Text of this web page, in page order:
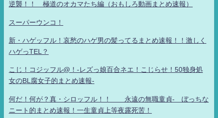
逆襲！！ 極道のオカマたち編（おもしろ動画まとめ速報）
スーパーウンコ！
新・ハゲッフル！哀愁のハゲ男の髪ってるまとめ速報！！激しく
ハゲっTEL？
こじ！コジッフル@！-レズっ娘百合ネエ！こじらせ！50独身処
女のBL腐女子的まとめ速報-
何だ！何が？真・シロッフル！！ 永遠の無職童貞- ぼっちな
ニート的まとめ速報！一生童貞上等夜露死苦！